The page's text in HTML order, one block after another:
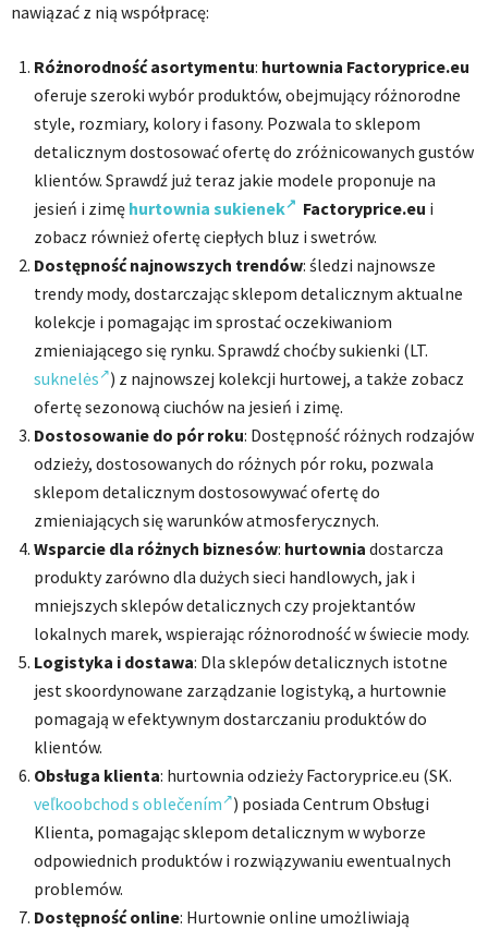
nawiązać z nią współpracę:
Różnorodność asortymentu: hurtownia Factoryprice.eu
oferuje szeroki wybór produktów, obejmujący różnorodne
style, rozmiary, kolory i fasony. Pozwala to sklepom
detalicznym dostosować ofertę do zróżnicowanych gustów
klientów. Sprawdź już teraz jakie modele proponuje na
jesień i zimę hurtownia sukienek Factoryprice.eu i
zobacz również ofertę ciepłych bluz i swetrów.
Dostępność najnowszych trendów: śledzi najnowsze
trendy mody, dostarczając sklepom detalicznym aktualne
kolekcje i pomagając im sprostać oczekiwaniom
zmieniającego się rynku. Sprawdź choćby sukienki (LT.
suknelės ) z najnowszej kolekcji hurtowej, a także zobacz
ofertę sezonową ciuchów na jesień i zimę.
Dostosowanie do pór roku: Dostępność różnych rodzajów
odzieży, dostosowanych do różnych pór roku, pozwala
sklepom detalicznym dostosowywać ofertę do
zmieniających się warunków atmosferycznych.
Wsparcie dla różnych biznesów: hurtownia dostarcza
produkty zarówno dla dużych sieci handlowych, jak i
mniejszych sklepów detalicznych czy projektantów
lokalnych marek, wspierając różnorodność w świecie mody.
Logistyka i dostawa: Dla sklepów detalicznych istotne
jest skoordynowane zarządzanie logistyką, a hurtownie
pomagają w efektywnym dostarczaniu produktów do
klientów.
Obsługa klienta: hurtownia odzieży Factoryprice.eu (SK.
veľkoobchod s oblečením ) posiada Centrum Obsługi
Klienta, pomagając sklepom detalicznym w wyborze
odpowiednich produktów i rozwiązywaniu ewentualnych
problemów.
Dostępność online: Hurtownie online umożliwiają